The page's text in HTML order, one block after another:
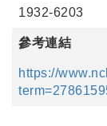
1932-6203
參考連結
https://